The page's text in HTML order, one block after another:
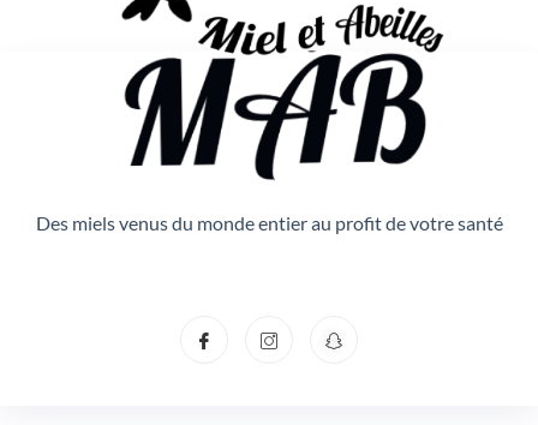
Des miels venus du monde entier au profit de votre santé